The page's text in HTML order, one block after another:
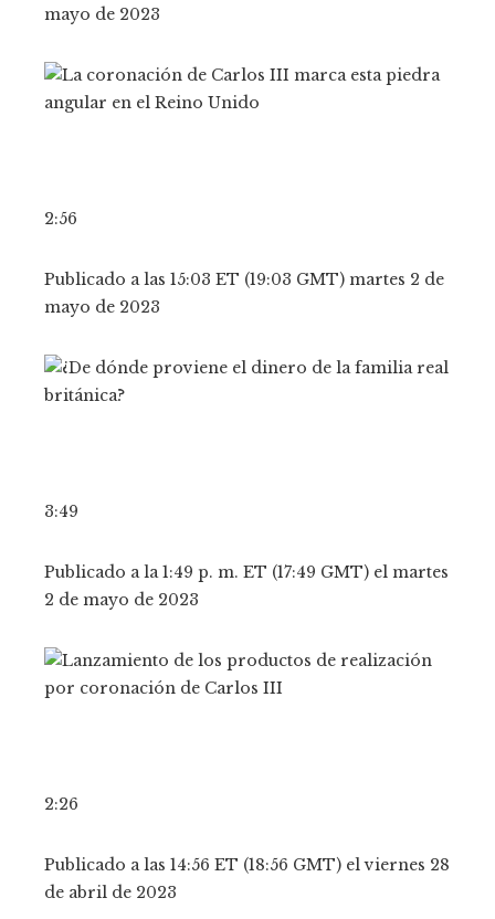
mayo de 2023
2:56
Publicado a las 15:03 ET (19:03 GMT) martes 2 de
mayo de 2023
3:49
Publicado a la 1:49 p. m. ET (17:49 GMT) el martes
2 de mayo de 2023
2:26
Publicado a las 14:56 ET (18:56 GMT) el viernes 28
de abril de 2023